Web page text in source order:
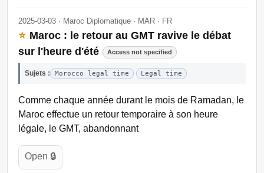
2025-03-03 · Maroc Diplomatique · MAR · FR
⭐ Maroc : le retour au GMT ravive le débat
sur l'heure d'été
Access not specified
Sujets : Morocco legal time Legal time
Comme chaque année durant le mois de Ramadan, le
Maroc effectue un retour temporaire à son heure
légale, le GMT, abandonnant
Open 🔒